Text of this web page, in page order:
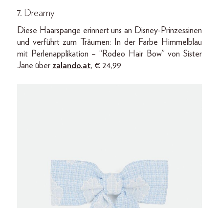
7. Dreamy
Diese Haarspange erinnert uns an Disney-Prinzessinen
und verführt zum Träumen: In der Farbe Himmelblau
mit Perlenapplikation – “Rodeo Hair Bow” von Sister
Jane über zalando.at, € 24,99